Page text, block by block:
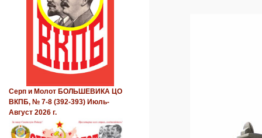
Серп и Молот БОЛЬШЕВИКА ЦО
ВКПБ, № 7-8 (392-393) Июль-
Август 2026 г.